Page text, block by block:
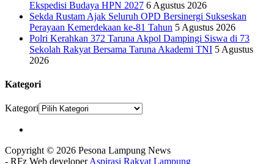
Ekspedisi Budaya HPN 2027 6 Agustus 2026
Sekda Rustam Ajak Seluruh OPD Bersinergi Sukseskan
Perayaan Kemerdekaan ke-81 Tahun 5 Agustus 2026
Polri Kerahkan 372 Taruna Akpol Dampingi Siswa di 73
Sekolah Rakyat Bersama Taruna Akademi TNI 5 Agustus
2026
Kategori
Kategori
Copyright © 2026 Pesona Lampung News
- RFz Web developerAspirasi Rakyat Lampung